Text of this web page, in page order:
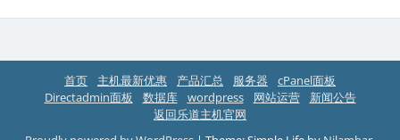
首页 主机最新优惠 产品汇总 服务器
cPanel面板
Directadmin面板
数据库 wordpress 网站运营
新闻公告
返回乐道主机官网